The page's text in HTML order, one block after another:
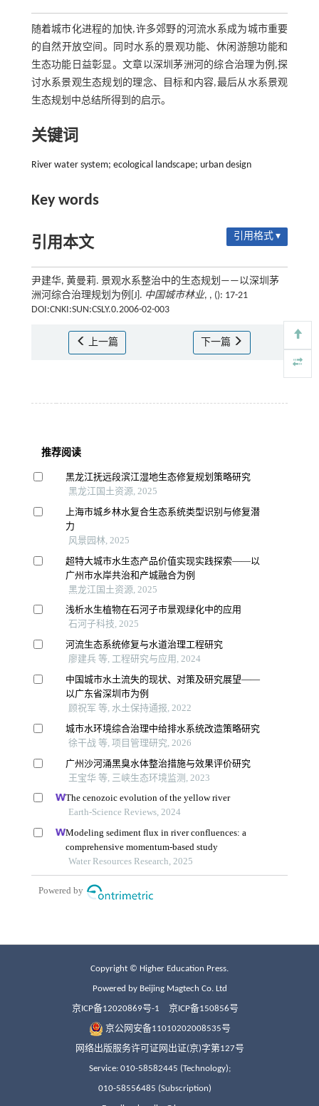
随着城市化进程的加快,许多郊野的河流水系成为城市重要
的自然开放空间。同时水系的景观功能、休闲游憩功能和
生态功能日益彰显。文章以深圳茅洲河的综合治理为例,探
讨水系景观生态规划的理念、目标和内容,最后从水系景观
生态规划中总结所得到的启示。
关键词
River water system; ecological landscape; urban design
Key words
引用本文 引用格式 ▾
尹建华, 黄曼莉. 景观水系整治中的生态规划——以深圳茅
洲河综合治理规划为例[J]. 中国城市林业, , (): 17-21
DOI:CNKI:SUN:CSLY.0.2006-02-003
上一篇 下一篇
Copyright © Higher Education Press.
Powered by Beijing Magtech Co. Ltd
京ICP备12020869号-1 京ICP备150856号
京公网安备11010202008535号
网络出版服务许可证网出证(京)字第127号
Service: 010-58582445 (Technology);
010-58556485 (Subscription)